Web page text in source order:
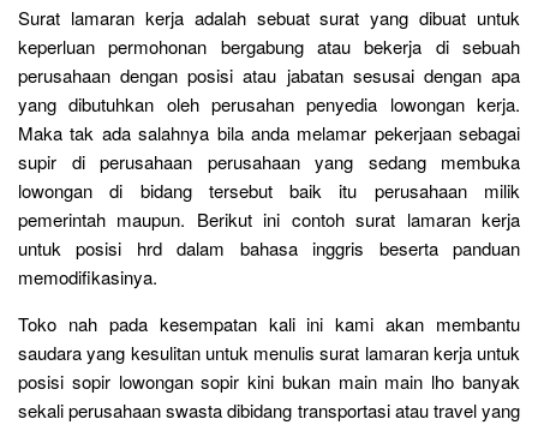
Surat lamaran kerja adalah sebuat surat yang dibuat untuk
keperluan permohonan bergabung atau bekerja di sebuah
perusahaan dengan posisi atau jabatan sesusai dengan apa
yang dibutuhkan oleh perusahan penyedia lowongan kerja.
Maka tak ada salahnya bila anda melamar pekerjaan sebagai
supir di perusahaan perusahaan yang sedang membuka
lowongan di bidang tersebut baik itu perusahaan milik
pemerintah maupun. Berikut ini contoh surat lamaran kerja
untuk posisi hrd dalam bahasa inggris beserta panduan
memodifikasinya.
Toko nah pada kesempatan kali ini kami akan membantu
saudara yang kesulitan untuk menulis surat lamaran kerja untuk
posisi sopir lowongan sopir kini bukan main main lho banyak
sekali perusahaan swasta dibidang transportasi atau travel yang